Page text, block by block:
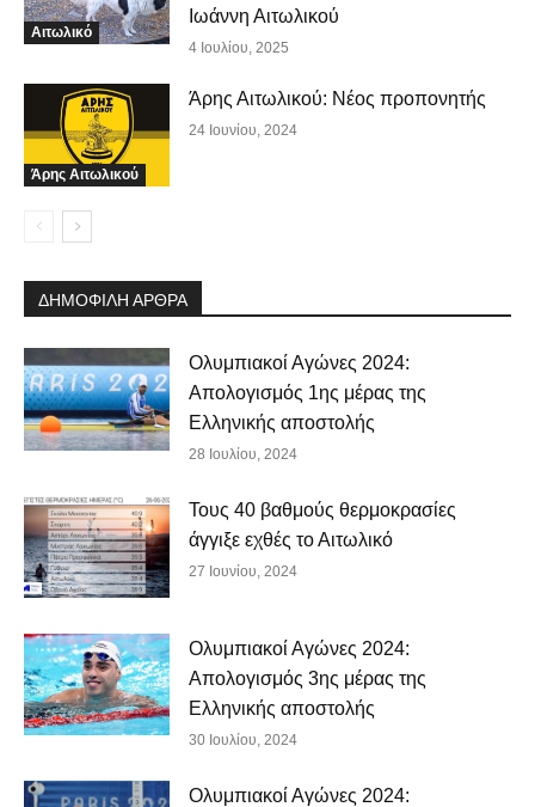
Αιτωλικό
Ιωάννη Αιτωλικού
4 Ιουλίου, 2025
Άρης Αιτωλικού
Άρης Αιτωλικού: Νέος προπονητής
24 Ιουνίου, 2024
ΔΗΜΟΦΙΛΗ ΑΡΘΡΑ
Ολυμπιακοί Αγώνες 2024:
Απολογισμός 1ης μέρας της
Ελληνικής αποστολής
28 Ιουλίου, 2024
Τους 40 βαθμούς θερμοκρασίες
άγγιξε εχθές το Αιτωλικό
27 Ιουνίου, 2024
Ολυμπιακοί Αγώνες 2024:
Απολογισμός 3ης μέρας της
Ελληνικής αποστολής
30 Ιουλίου, 2024
Ολυμπιακοί Αγώνες 2024: